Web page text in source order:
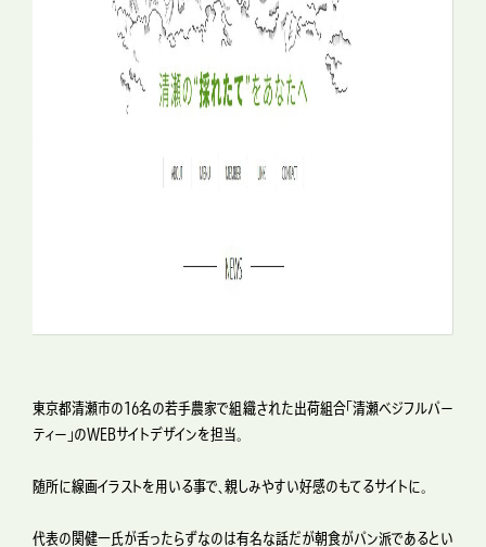
東京都清瀬市の16名の若手農家で組織された出荷組合「清瀬ベジフルパー
ティー」のWEBサイトデザインを担当。
随所に線画イラストを用いる事で、親しみやすい好感のもてるサイトに。
代表の関健一氏が舌ったらずなのは有名な話だが朝食がパン派であるとい